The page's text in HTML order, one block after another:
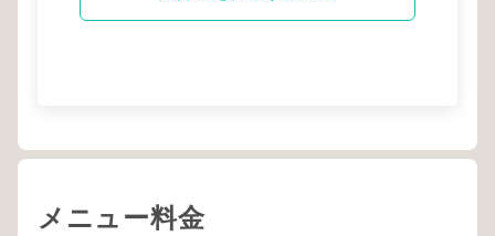
メニュー料金